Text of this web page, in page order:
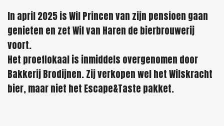
In april 2025 is Wil Princen van zijn pensioen gaan
genieten en zet Wil van Haren de bierbrouwerij
voort.
Het proeflokaal is inmiddels overgenomen door
Bakkerij Brodijnen. Zij verkopen wel het Wilskracht
bier, maar niet het Escape&Taste pakket.